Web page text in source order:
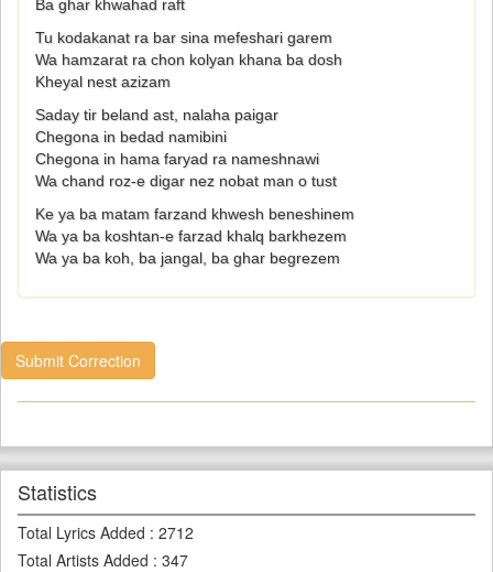
Ba ghar khwahad raft
Tu kodakanat ra bar sina mefeshari garem
Wa hamzarat ra chon kolyan khana ba dosh
Kheyal nest azizam
Saday tir beland ast, nalaha paigar
Chegona in bedad namibini
Chegona in hama faryad ra nameshnawi
Wa chand roz-e digar nez nobat man o tust
Ke ya ba matam farzand khwesh beneshinem
Wa ya ba koshtan-e farzad khalq barkhezem
Wa ya ba koh, ba jangal, ba ghar begrezem
Submit Correction
Statistics
Total Lyrics Added : 2712
Total Artists Added : 347